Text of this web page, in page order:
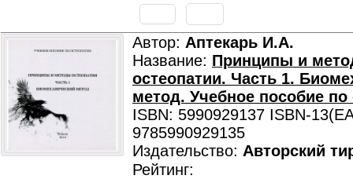
Автор: Аптекарь И.А.
Название: Принципы и
остеопатии. Часть 1.
метод. Учебное пособие по
ISBN: 5990929137 ISBN-
9785990929135
Издательство: Авторский
Рейтинг: